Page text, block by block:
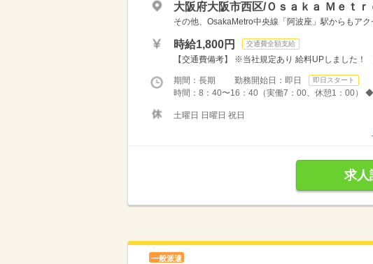
大阪府大阪市西区/Ｏｓａｋａ Ｍｅｔ
その他、OsakaMetro中央線「阿波座」駅からもアク
時給1,800円 交通費全額支給
【交通費備考】 ※当社規定あり 給料UPしました
期間：長期 勤務開始日：即日 即日スタート
時間：8：40〜16：40（実働7：00、休憩1：00）
土曜日 日曜日 祝日
求人
一般派遣